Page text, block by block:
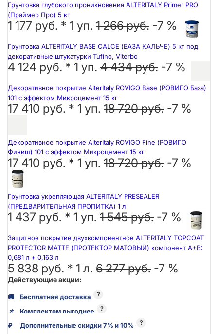
Грунтовка глубокого проникновения ALTERITALY Primer PRO
(Праймер Про) 5 кг
1 177 руб. * 1 уп. 1 266 руб. -7 %
Грунтовка ALTERITALY BASE CALCE (БАЗА КАЛЬЧЕ) 5 кг под
декоративные штукатурки Tufino, Viterbo
4 124 руб. * 1 уп. 4 434 руб. -7 %
Декоративное покрытие AlterItaly ROVIGO Base (РОВИГО База)
101 с эффектом Микроцемент 15 кг
17 410 руб. * 1 уп. 18 720 руб. -7 %
Декоративное покрытие AlterItaly ROVIGO Fine (РОВИГО
Финиш) 101 с эффектом Микроцемент 15 кг
17 410 руб. * 1 уп. 18 720 руб. -7 %
Грунтовка укрепляющая ALTERITALY PRESEALER
(ПРЕДВАРИТЕЛЬНАЯ ПРОПИТКА) 1 л
1 437 руб. * 1 уп. 1 545 руб. -7 %
Защитное покрытие двухкомпонентное ALTERITALY TOPCOAT
PROTECTOR MATTE (ПРОТЕКТОР МАТОВЫЙ) компонент А+В:
0,681 л + 0,163 л
5 838 руб. * 1 л. 6 277 руб. -7 %
Действующие акции:
🚚 Бесплатная доставка ?
📌 Комплектом выгоднее ?
₽ Дополнительные скидки 7% и 10% ?